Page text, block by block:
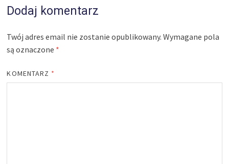
Dodaj komentarz
Twój adres email nie zostanie opublikowany. Wymagane pola
są oznaczone *
KOMENTARZ *